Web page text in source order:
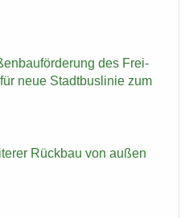
des Frei­
neue Stadt­bus­li­nie zum
Rück­bau von außen